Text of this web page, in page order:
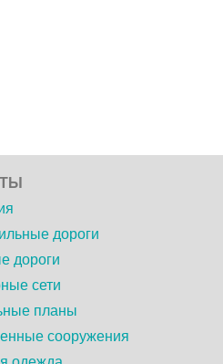
дороги
дороги
сети
планы
сооружения